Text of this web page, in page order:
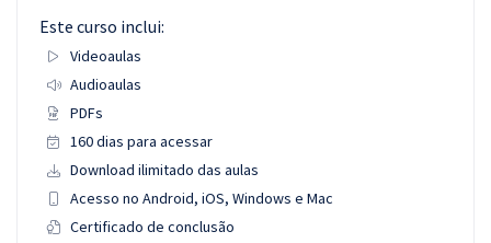
Este curso inclui:
Videoaulas
Audioaulas
PDFs
160 dias para acessar
Download ilimitado das aulas
Acesso no Android, iOS, Windows e Mac
Certificado de conclusão